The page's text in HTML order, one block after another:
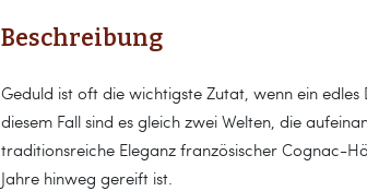
Beschreibung
Geduld ist oft die wichtigste Zutat, wenn ein
diesem Fall sind es gleich zwei Welten, die
traditionsreiche Eleganz französischer Cognac-
Jahre hinweg gereift ist.